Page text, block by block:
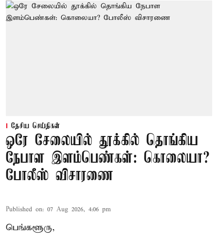
தேசிய செய்திகள்
ஒரே சேலையில் தூக்கில் தொங்கிய
நேபாள இளம்பெண்கள்: கொலையா?
போலீஸ் விசாரணை
Published on: 07 Aug 2026, 4:06 pm
பெங்களூரு,